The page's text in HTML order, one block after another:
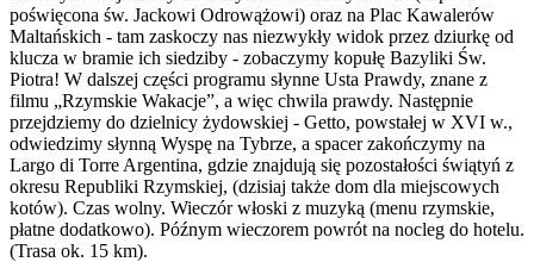
poświęcona św. Jackowi Odrowążowi) oraz na Plac Kawalerów
Maltańskich - tam zaskoczy nas niezwykły widok przez dziurkę od
klucza w bramie ich siedziby - zobaczymy kopułę Bazyliki Św.
Piotra! W dalszej części programu słynne Usta Prawdy, znane z
filmu „Rzymskie Wakacje”, a więc chwila prawdy. Następnie
przejdziemy do dzielnicy żydowskiej - Getto, powstałej w XVI w.,
odwiedzimy słynną Wyspę na Tybrze, a spacer zakończymy na
Largo di Torre Argentina, gdzie znajdują się pozostałości świątyń z
okresu Republiki Rzymskiej, (dzisiaj także dom dla miejscowych
kotów). Czas wolny. Wieczór włoski z muzyką (menu rzymskie,
płatne dodatkowo). Późnym wieczorem powrót na nocleg do hotelu.
(Trasa ok. 15 km).